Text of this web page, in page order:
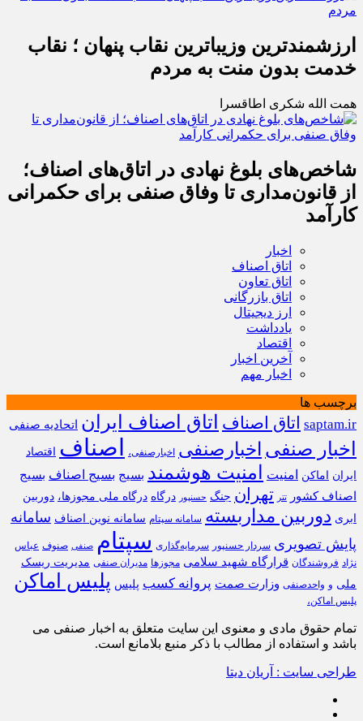
ارزشمندترین وزیباترین نقاب پنهان ؛ نقاب
خدمت بدون منت به مردم
همت الله شکری اطاقسرا
شاخص‌های بلوغ نهادی در اتاق‌های اصناف؛
از قانون‌مداری تا وفاق صنفی برای حکمرانی
کارآمد
اخبار
اتاق اصناف
اتاق تعاون
اتاق بازرگانی
ارز دیجیتال
یادداشت
اقتصاد
آخرین اخبار
اخبار مهم
برچسب ها
saptam.ir اتاق اصناف اتاق اصناف ایران اتحادیه صنفی
اخبار صنفی اخبارصنفی اخبارصنفی، اصناف
اقتصاد
ایران
اماکن امنیت امنیت هوشمند بسیج بسیج اصناف بسیج
اصناف کشور
تتر تهران جنگ حسنپور درگاه درگاه ملی مجوزها، دوربین
ابری دوربین مداربسته سامانه سپتام سامانه نوین اصناف سامانه
پایش تصویری سردار حسنپور سرمایه‌گذاری سپتام صنفی صنوف عباس
نژاد فروشندگان قرارگاه شهید سلامی مجوزها مدیران صنفی مدیریت ریسک
ملی و واحدصنفی وزارت صمت پروانه کسب پلیس پلیس اماکن
پلیس اماکن،
تمام حقوق مادی و معنوی این سایت متعلق به اخبار صنفی می
باشد و استفاده از مطالب با ذکر منبع بلامانع است.
طراحی سایت : آریان دیتا